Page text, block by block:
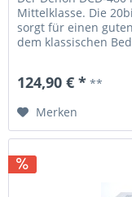
Mittelklasse. Die
sorgt für einen
dem klassischen
Daten: 20bit 8times
124,90 € * **
Merken